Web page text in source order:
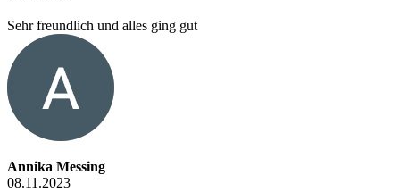
Sehr freundlich und alles ging gut
Annika Messing
08.11.2023